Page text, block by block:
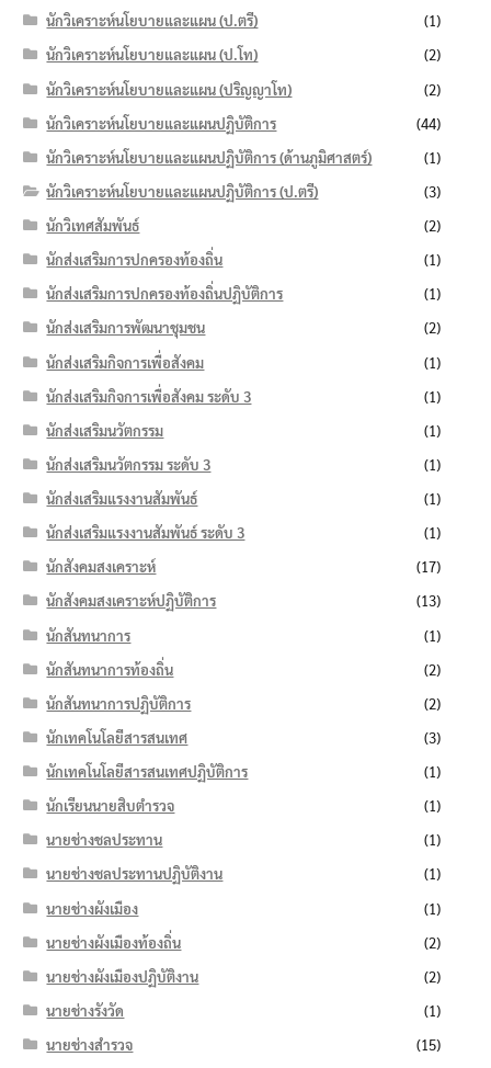
นักวิเคราะห์นโยบายและแผน (ป.ตรี)
(1)
นักวิเคราะห์นโยบายและแผน (ป.โท)
(2)
นักวิเคราะห์นโยบายและแผน (ปริญญาโท)
(2)
นักวิเคราะห์นโยบายและแผนปฏิบัติการ
(44)
นักวิเคราะห์นโยบายและแผนปฏิบัติการ (ด้านภูมิศาสตร์)
(1)
นักวิเคราะห์นโยบายและแผนปฏิบัติการ (ป.ตรี)
(3)
นักวิเทศสัมพันธ์
(2)
นักส่งเสริมการปกครองท้องถิ่น
(1)
นักส่งเสริมการปกครองท้องถิ่นปฏิบัติการ
(1)
นักส่งเสริมการพัฒนาชุมชน
(2)
นักส่งเสริมกิจการเพื่อสังคม
(1)
นักส่งเสริมกิจการเพื่อสังคม ระดับ 3
(1)
นักส่งเสริมนวัตกรรม
(1)
นักส่งเสริมนวัตกรรม ระดับ 3
(1)
นักส่งเสริมแรงงานสัมพันธ์
(1)
นักส่งเสริมแรงงานสัมพันธ์ ระดับ 3
(1)
นักสังคมสงเคราะห์
(17)
นักสังคมสงเคราะห์ปฏิบัติการ
(13)
นักสันทนาการ
(1)
นักสันทนาการท้องถิ่น
(2)
นักสันทนาการปฏิบัติการ
(2)
นักเทคโนโลยีสารสนเทศ
(3)
นักเทคโนโลยีสารสนเทศปฏิบัติการ
(1)
นักเรียนนายสิบตำรวจ
(1)
นายช่างชลประทาน
(1)
นายช่างชลประทานปฏิบัติงาน
(1)
นายช่างผังเมือง
(1)
นายช่างผังเมืองท้องถิ่น
(2)
นายช่างผังเมืองปฏิบัติงาน
(2)
นายช่างรังวัด
(1)
นายช่างสำรวจ
(15)